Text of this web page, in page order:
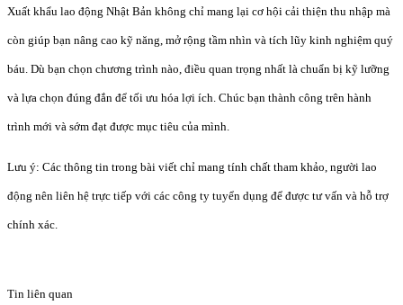
Xuất khẩu lao động Nhật Bản không chỉ mang lại cơ hội cải thiện thu nhập mà
còn giúp bạn nâng cao kỹ năng, mở rộng tầm nhìn và tích lũy kinh nghiệm quý
báu. Dù bạn chọn chương trình nào, điều quan trọng nhất là chuẩn bị kỹ lưỡng
và lựa chọn đúng đắn để tối ưu hóa lợi ích. Chúc bạn thành công trên hành
trình mới và sớm đạt được mục tiêu của mình.
Lưu ý: Các thông tin trong bài viết chỉ mang tính chất tham khảo, người lao
động nên liên hệ trực tiếp với các công ty tuyển dụng để được tư vấn và hỗ trợ
chính xác.
Tin liên quan